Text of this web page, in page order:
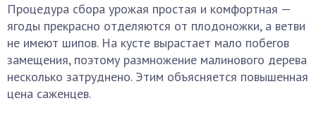
Процедура сбора урожая простая и комфортная —
ягоды прекрасно отделяются от плодоножки, а ветви
не имеют шипов. На кусте вырастает мало побегов
замещения, поэтому размножение малинового дерева
несколько затруднено. Этим объясняется повышенная
цена саженцев.